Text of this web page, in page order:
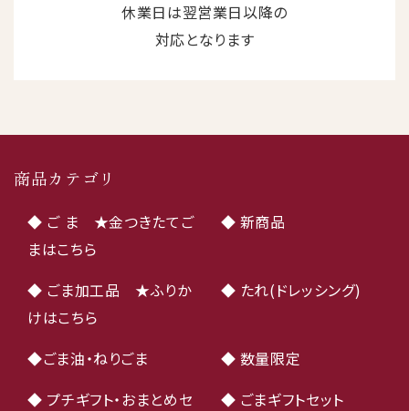
休業日は翌営業日以降の
対応となります
商品カテゴリ
◆ ご ま ★金つきたてご
まはこちら
◆ 新商品
◆ ごま加工品 ★ふりか
けはこちら
◆ たれ(ドレッシング)
◆ごま油・ねりごま
◆ 数量限定
◆ プチギフト・おまとめセ
◆ ごまギフトセット